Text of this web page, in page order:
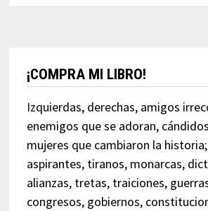
¡COMPRA MI LIBRO!
Izquierdas, derechas, amigos
enemigos que se adoran,
mujeres que cambiaron la
aspirantes, tiranos, monarcas,
alianzas, tretas, traiciones,
congresos, gobiernos,